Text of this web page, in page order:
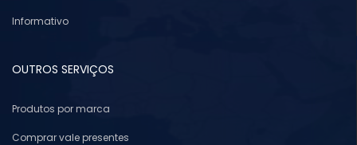
Informativo
OUTROS SERVIÇOS
Produtos por marca
Comprar vale presentes